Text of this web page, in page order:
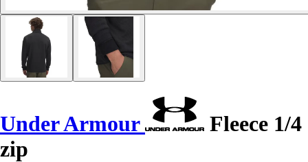
Under Armour
Fleece 1/4
zip